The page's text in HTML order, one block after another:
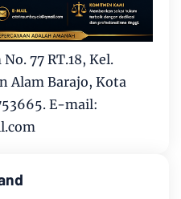
77 RT.18, Kel.
Alam Barajo, Kota
E-mail: